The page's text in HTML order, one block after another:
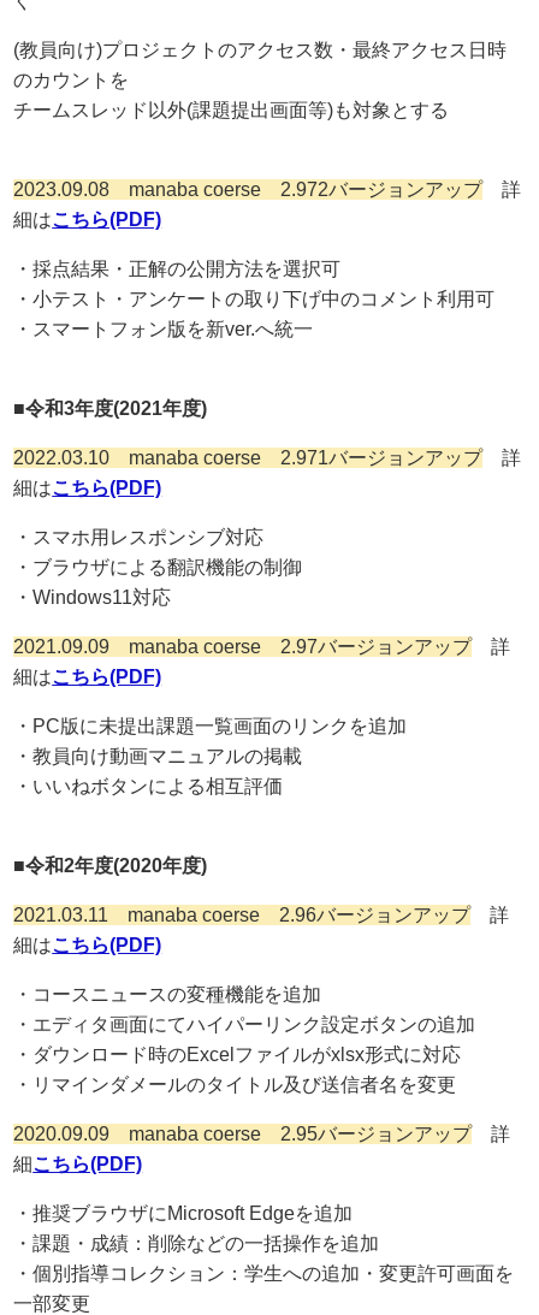
(教員向け)プロジェクトのアクセス数・最終アクセス日時
のカウントを
チームスレッド以外(課題提出画面等)も対象とする
2023.09.08 manaba coerse 2.972バージョンアップ詳
細はこちら(PDF)
・採点結果・正解の公開方法を選択可
・小テスト・アンケートの取り下げ中のコメント利用可
・スマートフォン版を新ver.へ統一
■令和3年度(2021年度)
2022.03.10 manaba coerse 2.971バージョンアップ詳
細はこちら(PDF)
・スマホ用レスポンシブ対応
・ブラウザによる翻訳機能の制御
・Windows11対応
2021.09.09 manaba coerse 2.97バージョンアップ詳
細はこちら(PDF)
・PC版に未提出課題一覧画面のリンクを追加
・教員向け動画マニュアルの掲載
・いいねボタンによる相互評価
■令和2年度(2020年度)
2021.03.11 manaba coerse 2.96バージョンアップ詳
細はこちら(PDF)
・コースニュースの変種機能を追加
・エディタ画面にてハイパーリンク設定ボタンの追加
・ダウンロード時のExcelファイルがxlsx形式に対応
・リマインダメールのタイトル及び送信者名を変更
2020.09.09 manaba coerse 2.95バージョンアップ詳
細こちら(PDF)
・推奨ブラウザにMicrosoft Edgeを追加
・課題・成績：削除などの一括操作を追加
・個別指導コレクション：学生への追加・変更許可画面を
一部変更